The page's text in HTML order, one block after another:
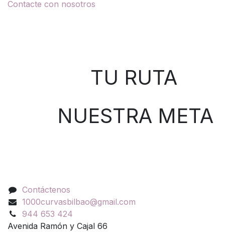
Contacte con nosotros
TU RUTA
NUESTRA META
Contáctenos
1000curvasbilbao@gmail.com
944 653 424
Avenida Ramón y Cajal 66